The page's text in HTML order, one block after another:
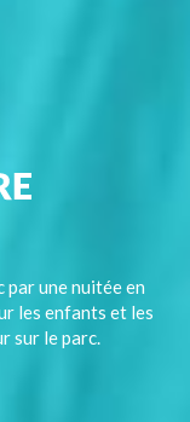
une nuitée en
les enfants et les
sur le parc.